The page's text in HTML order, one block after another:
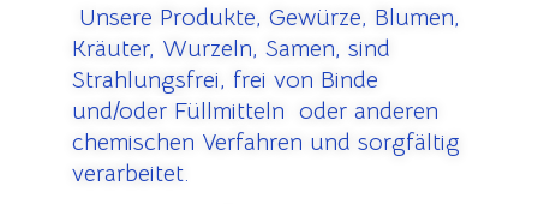
Unsere Produkte, Gewürze, Blumen,
Kräuter, Wurzeln, Samen, sind
Strahlungsfrei, frei von Binde
und/oder Füllmitteln oder anderen
chemischen Verfahren und sorgfältig
verarbeitet.